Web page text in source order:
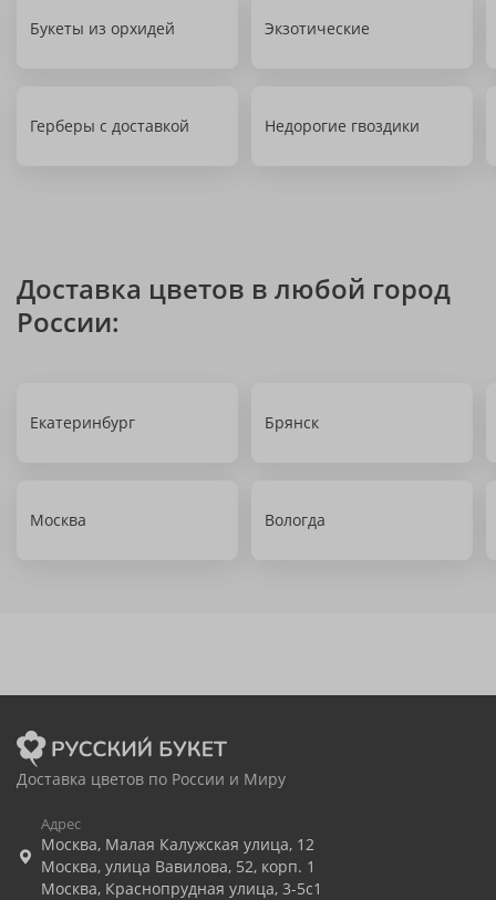
Букеты из орхидей Экзотические
Герберы с доставкой Недорогие гвоздики
Доставка цветов в любой город
России:
Екатеринбург Брянск
Москва Вологда
Доставка цветов по России и Миру
Адрес
Москва, Малая Калужская улица, 12
Москва, улица Вавилова, 52, корп. 1
Москва, Краснопрудная улица, 3-5с1